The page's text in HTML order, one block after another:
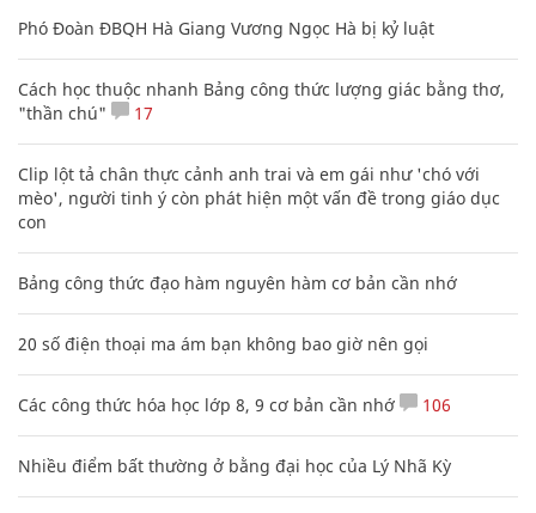
Phó Đoàn ĐBQH Hà Giang Vương Ngọc Hà bị kỷ luật
Cách học thuộc nhanh Bảng công thức lượng giác bằng thơ,
"thần chú"
17
Clip lột tả chân thực cảnh anh trai và em gái như 'chó với
mèo', người tinh ý còn phát hiện một vấn đề trong giáo dục
con
Bảng công thức đạo hàm nguyên hàm cơ bản cần nhớ
20 số điện thoại ma ám bạn không bao giờ nên gọi
Các công thức hóa học lớp 8, 9 cơ bản cần nhớ 106
Nhiều điểm bất thường ở bằng đại học của Lý Nhã Kỳ